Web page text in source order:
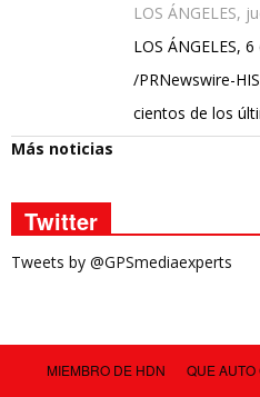
LOS ÁNGELES,
LOS ÁNGELES,
/PRNewswire-
cientos de los
Más noticias
Twitter
Tweets by @GPSmediaexperts
MIEMBRO DE HDN QUE AUTO